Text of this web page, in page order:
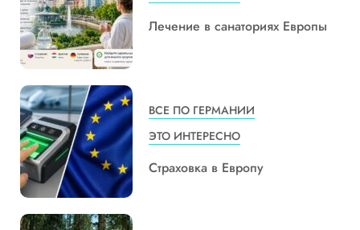
Лечение в санаториях Европы
ВСЕ ПО ГЕРМАНИИ
ЭТО ИНТЕРЕСНО
Страховка в Европу